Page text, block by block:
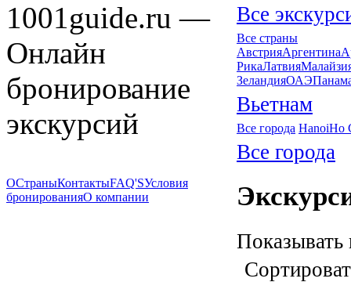
Все
Все страны
АвстрияАргентина
РикаЛатвия
ЗеландияОАЭ
Вьетнам
Все города HanoiHo
Все города
Показывать
1001guide.ru —
Онлайн
бронирование
экскурсий
ОСтраныКонтактыFAQ'SУсловия
бронированияО компании